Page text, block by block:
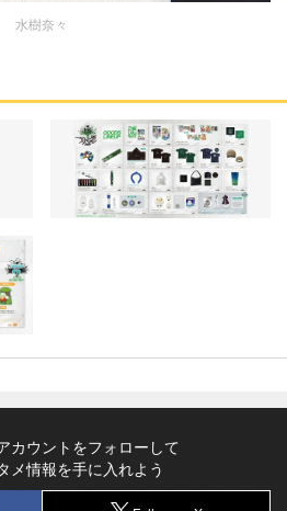
水樹奈々
カウントをフォローして
メ情報を手に入れよう